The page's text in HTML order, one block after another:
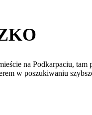
na Podkarpaciu,
w poszukiwaniu